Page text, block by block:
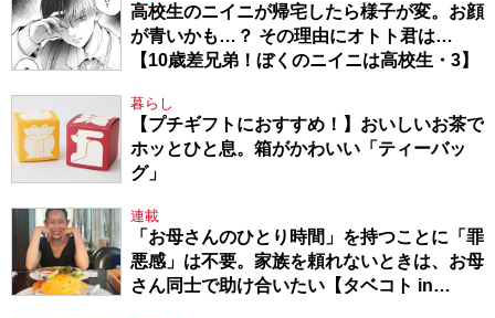
高校生のニイニが帰宅したら様子が変。お顔
が青いかも…？ その理由にオトト君は…
【10歳差兄弟！ぼくのニイニは高校生・3】
暮らし
【プチギフトにおすすめ！】おいしいお茶で
ホッとひと息。箱がかわいい「ティーバッ
グ」
連載
「お母さんのひとり時間」を持つことに「罪
悪感」は不要。家族を頼れないときは、お母
さん同士で助け合いたい【タベコト in